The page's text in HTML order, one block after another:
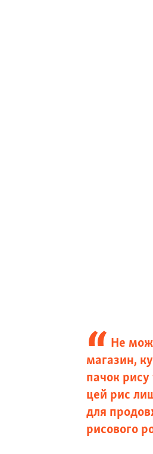
Не
магазин,
пачок рису
цей рис
для
рисового